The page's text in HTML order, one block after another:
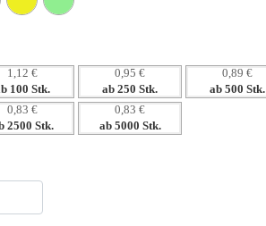
Produkte
Zielgruppen anspricht
1,12 €
100 Stk.
0,95 €
ab 250 Stk.
0,89 €
ab 500 Stk.
0,83 €
2500 Stk.
0,83 €
ab 5000 Stk.